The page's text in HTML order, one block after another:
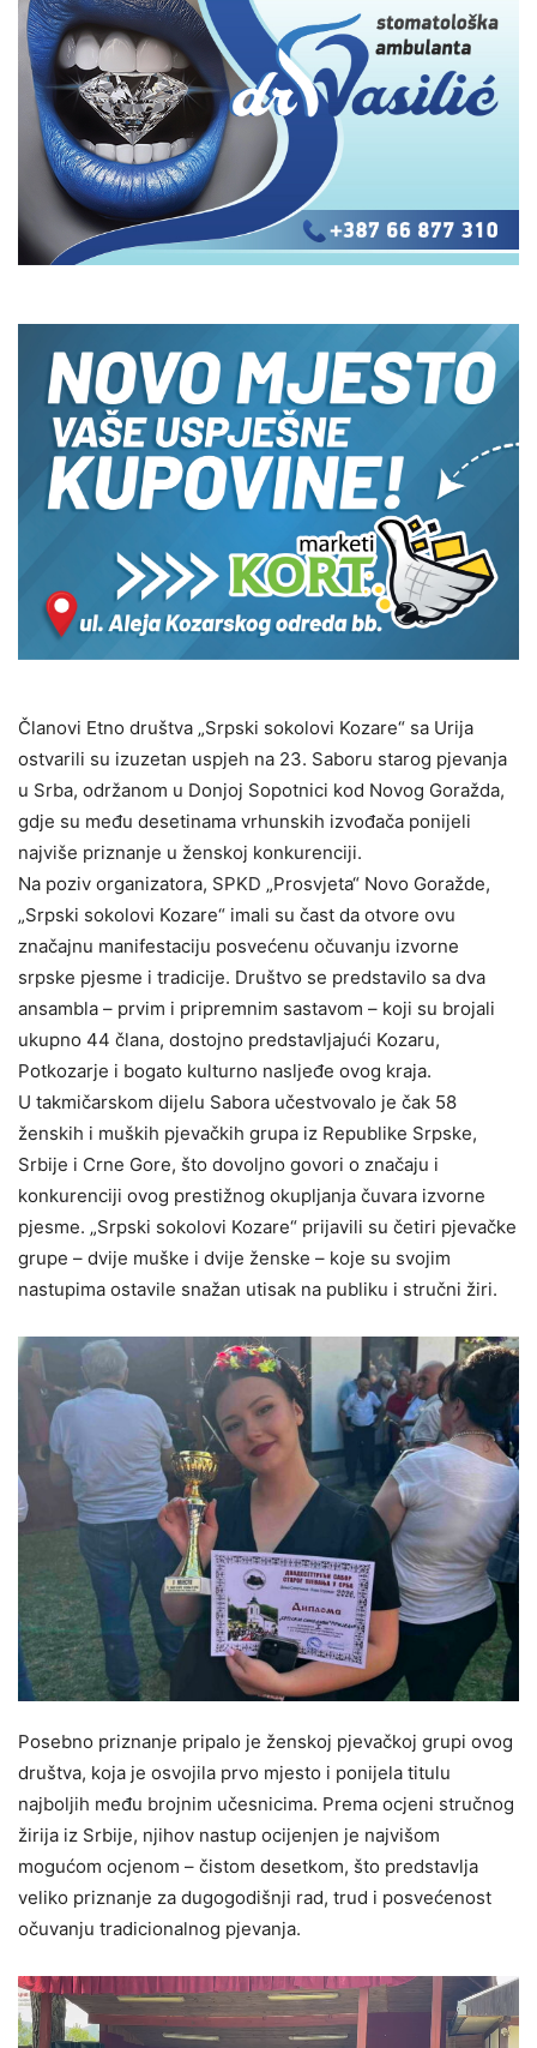
Članovi Etno društva „Srpski sokolovi Kozare“ sa Urija
ostvarili su izuzetan uspjeh na 23. Saboru starog pjevanja
u Srba, održanom u Donjoj Sopotnici kod Novog Goražda,
gdje su među desetinama vrhunskih izvođača ponijeli
najviše priznanje u ženskoj konkurenciji.
Na poziv organizatora, SPKD „Prosvjeta“ Novo Goražde,
„Srpski sokolovi Kozare“ imali su čast da otvore ovu
značajnu manifestaciju posvećenu očuvanju izvorne
srpske pjesme i tradicije. Društvo se predstavilo sa dva
ansambla – prvim i pripremnim sastavom – koji su brojali
ukupno 44 člana, dostojno predstavljajući Kozaru,
Potkozarje i bogato kulturno nasljeđe ovog kraja.
U takmičarskom dijelu Sabora učestvovalo je čak 58
ženskih i muških pjevačkih grupa iz Republike Srpske,
Srbije i Crne Gore, što dovoljno govori o značaju i
konkurenciji ovog prestižnog okupljanja čuvara izvorne
pjesme. „Srpski sokolovi Kozare“ prijavili su četiri pjevačke
grupe – dvije muške i dvije ženske – koje su svojim
nastupima ostavile snažan utisak na publiku i stručni žiri.
Posebno priznanje pripalo je ženskoj pjevačkoj grupi ovog
društva, koja je osvojila prvo mjesto i ponijela titulu
najboljih među brojnim učesnicima. Prema ocjeni stručnog
žirija iz Srbije, njihov nastup ocijenjen je najvišom
mogućom ocjenom – čistom desetkom, što predstavlja
veliko priznanje za dugogodišnji rad, trud i posvećenost
očuvanju tradicionalnog pjevanja.